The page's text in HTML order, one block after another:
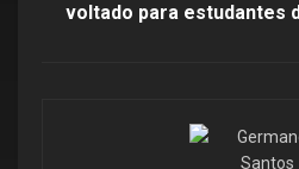
voltado para estudantes